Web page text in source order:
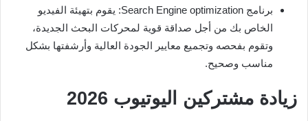
برنامج Search Engine optimization: يقوم بتهيئة الفيديو
الخاص بك من أجل صداقة قوية لمحركات البحث الجديدة،
وتقوم بفحصه وتجميع معايير الجودة العالية وأرشفتها بشكل
مناسب وصحيح.
زيادة مشتركين اليوتيوب 2026